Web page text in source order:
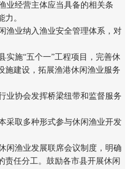
经营主体应当具备的相关条
。
业纳入渔业安全管理体系，对
施“五个一”工程项目，完善休
施建设，拓展渔港休闲渔业服务
协会发挥桥梁纽带和监督服务
取多种形式参与休闲渔业开发
渔业发展联席会议制度，明确
责任分工。鼓励各市县开展休闲